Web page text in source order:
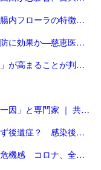
「早産で生まれた自閉スペクトラム症児の腸内フローラの特徴解明、世界初－関西医科大 - Medical meets Technology | Sysmex」
「水虫が足裏のがんに関与 治療で発生予防に効果か―慈恵医大：時事ドットコム」
「鼻をほじると「アルツハイマー型認知症」が高まることが判明…ウイルスが“脳に入り込む”メカニズムの「意外な盲点」（中尾 篤典,毛内 拡） | 現代ビジネス | 講談社（1/3）」
「梅毒、最多ペースで急拡大 「パパ活も一因」と専門家 ｜ 共同通信」
「新型コロナウイルス、体内から追い出せず後遺症？ 感染後に潜伏するヘルペスと類似 大阪大教授が指摘｜信濃毎日新聞デジタル 信州・長野県のニュースサイト」
「「来週にも医療崩壊」沖縄の医療関係者危機感 コロナ、全国で拡大 | 毎日新聞」